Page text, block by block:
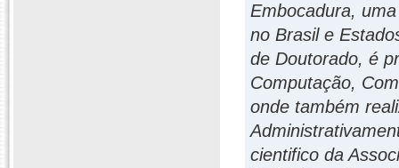
Embocadura,
no Brasil e
de Doutorado, é
Computação,
onde também
cientifico da